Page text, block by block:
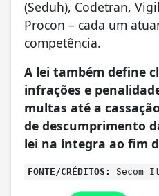
(Seduh), Codetran,
Procon – cada um
competência.
A lei também define
infrações e
multas até a
de descumprimento
lei na íntegra ao fim
FONTE/CRÉDITOS: Secom